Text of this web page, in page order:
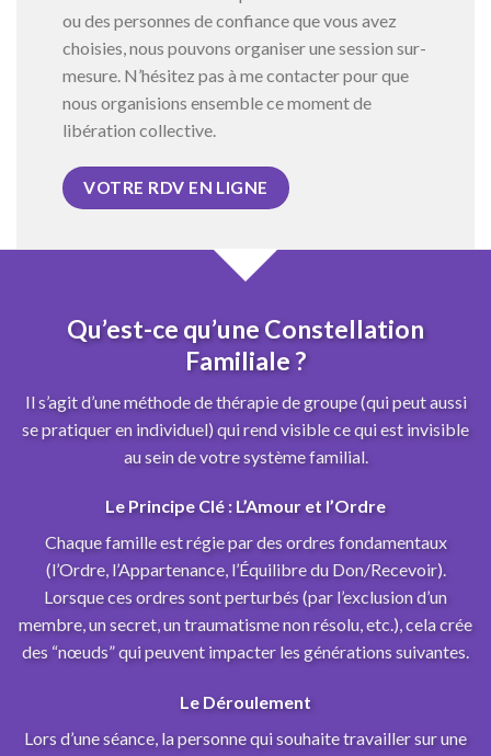
ou des personnes de confiance que vous avez
choisies, nous pouvons organiser une session sur-
mesure. N’hésitez pas à me contacter pour que
nous organisions ensemble ce moment de
libération collective.
VOTRE RDV EN LIGNE
Qu’est-ce qu’une Constellation
Familiale ?
Il s’agit d’une méthode de thérapie de groupe (qui peut aussi
se pratiquer en individuel) qui rend visible ce qui est invisible
au sein de votre système familial.
Le Principe Clé : L’Amour et l’Ordre
Chaque famille est régie par des ordres fondamentaux
(l’Ordre, l’Appartenance, l’Équilibre du Don/Recevoir).
Lorsque ces ordres sont perturbés (par l’exclusion d’un
membre, un secret, un traumatisme non résolu, etc.), cela crée
des “nœuds” qui peuvent impacter les générations suivantes.
Le Déroulement
Lors d’une séance, la personne qui souhaite travailler sur une